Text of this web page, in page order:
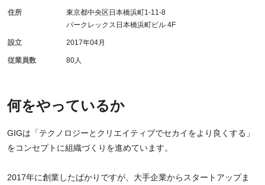
何をやっているか
GIGは「テクノロジーとクリエイティブでセカイをより良くする」
をコンセプトに組織づくりを進めています。
2017年に創業したばかりですが、大手企業からスタートアップま
住所
東京都中央区日本橋浜町1-11-8
パークレックス日本橋浜町ビル 4F
設立 2017年04月
従業員数 80人